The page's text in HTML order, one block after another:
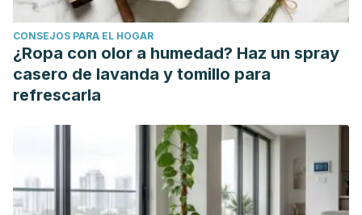
August 14, 2020, from https://www.medigraphic.com/cgi-
bin/new/resumen.cgi?IDARTICULO=49289
Estudio Descriptivo: Tratamiento Quirúrgico de los
Meningiomas. Hospital “Santa Inés” Cuenca – Ecuador,
http://revistamedicahjca.iess.gob.ec/ojs/index.php/HJCA/
Rockhill, Jason, Maciej Mrugala, and Marc C. Chamberlain.
"Intracranial meningiomas: an overview of diagnosis and
CONSEJOS PARA EL HOGAR
¿Ropa con olor a humedad? Haz un spray
casero de lavanda y tomillo para
refrescarla